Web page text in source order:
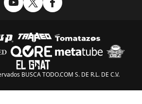
BUSCA TODO.COM S. DE R.L. DE C.V.